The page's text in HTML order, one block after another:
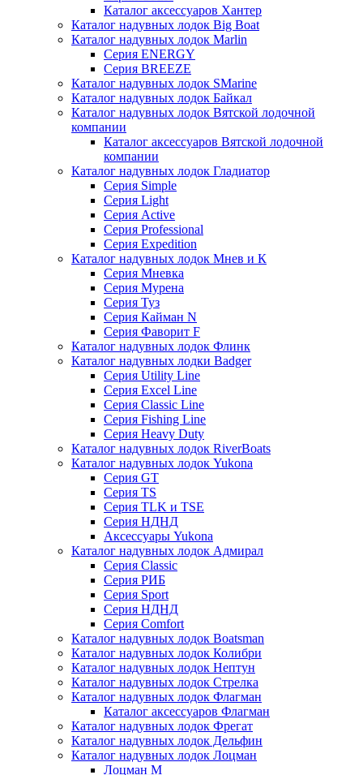
Каталог аксессуаров Хантер
Каталог надувных лодок Big Boat
Каталог надувных лодок Marlin
Серия ENERGY
Серия BREEZE
Каталог надувных лодок SMarine
Каталог надувных лодок Байкал
Каталог надувных лодок Вятской лодочной
компании
Каталог аксессуаров Вятской лодочной
компании
Каталог надувных лодок Гладиатор
Серия Simple
Серия Light
Серия Active
Серия Professional
Серия Expedition
Каталог надувных лодок Мнев и К
Серия Мневка
Серия Мурена
Серия Туз
Серия Кайман N
Серия Фаворит F
Каталог надувных лодок Флинк
Каталог надувных лодки Badger
Серия Utility Line
Серия Excel Line
Серия Classic Line
Серия Fishing Line
Серия Heavy Duty
Каталог надувных лодок RiverBoats
Каталог надувных лодок Yukona
Серия GT
Серия TS
Серия TLK и TSE
Серия НДНД
Аксессуары Yukona
Каталог надувных лодок Адмирал
Серия Classic
Серия РИБ
Серия Sport
Серия НДНД
Серия Comfort
Каталог надувных лодок Boatsman
Каталог надувных лодок Колибри
Каталог надувных лодок Нептун
Каталог надувных лодок Стрелка
Каталог надувных лодок Флагман
Каталог аксессуаров Флагман
Каталог надувных лодок Фрегат
Каталог надувных лодок Дельфин
Каталог надувных лодок Лоцман
Лоцман М